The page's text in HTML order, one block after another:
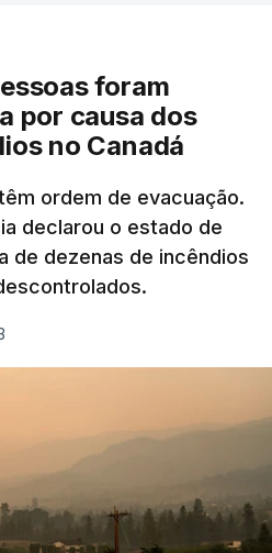
foram
por causa dos
no Canadá
ordem de evacuação.
declarou o estado de
de dezenas de incêndios